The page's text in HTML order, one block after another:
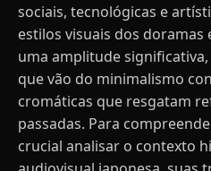
sociais, tecnológicas e
estilos visuais dos
uma amplitude
que vão do minimalismo
cromáticas que resgatam
passadas. Para
crucial analisar o contexto